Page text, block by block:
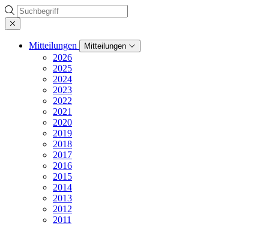
Suche
Mitteilungen Mitteilungen
2026
2025
2024
2023
2022
2021
2020
2019
2018
2017
2016
2015
2014
2013
2012
2011